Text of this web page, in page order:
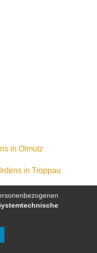
in Olmütz
in Troppau